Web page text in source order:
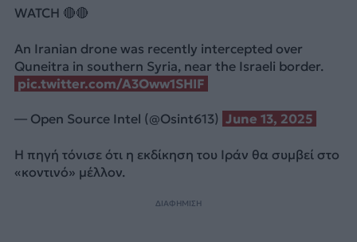
WATCH 🔴🔴
An Iranian drone was recently intercepted over
Quneitra in southern Syria, near the Israeli border.
pic.twitter.com/A3Oww1SHIF
— Open Source Intel (@Osint613) June 13, 2025
Η πηγή τόνισε ότι η εκδίκηση του Ιράν θα συμβεί στο
«κοντινό» μέλλον.
ΔΙΑΦΗΜΙΣΗ